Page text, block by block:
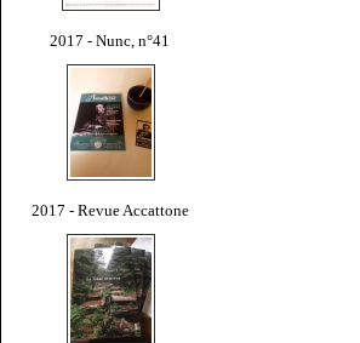
2017 - Nunc, n°41
2017 - Revue Accattone